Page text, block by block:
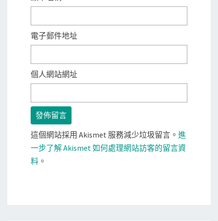
電子郵件地址
個人網站網址
這個網站採用 Akismet 服務減少垃圾留言。 進
一步了解 Akismet 如何處理網站訪客的留言資
料 。